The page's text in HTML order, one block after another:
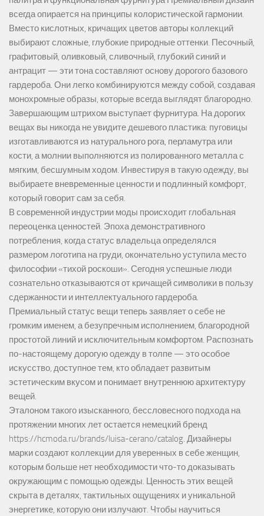
всегда опирается на принципы колористической гармонии.
Вместо кислотных, кричащих цветов авторы коллекций
выбирают сложные, глубокие природные оттенки. Песочный,
графитовый, оливковый, сливочный, глубокий синий и
антрацит — эти тона составляют основу дорогого базового
гардероба. Они легко комбинируются между собой, создавая
монохромные образы, которые всегда выглядят благородно.
Завершающим штрихом выступает фурнитура. На дорогих
вещах вы никогда не увидите дешевого пластика: пуговицы
изготавливаются из натурального рога, перламутра или
кости, а молнии выполняются из полированного металла с
мягким, бесшумным ходом. Инвестируя в такую одежду, вы
выбираете вневременные ценности и подлинный комфорт,
который говорит сам за себя.
В современной индустрии моды происходит глобальная
переоценка ценностей. Эпоха демонстративного
потребления, когда статус владельца определялся
размером логотипа на груди, окончательно уступила место
философии «тихой роскоши». Сегодня успешные люди
сознательно отказываются от кричащей символики в пользу
сдержанности и интеллектуального гардероба.
Премиальный статус вещи теперь заявляет о себе не
громким именем, а безупречным исполнением, благородной
простотой линий и исключительным комфортом. Распознать
по-настоящему дорогую одежду в толпе — это особое
искусство, доступное тем, кто обладает развитым
эстетическим вкусом и понимает внутреннюю архитектуру
вещей.
Эталоном такого изысканного, бессловесного подхода на
протяжении многих лет остается немецкий бренд
https://hcmoda.ru/brands/luisa-cerano/catalog. Дизайнеры
марки создают коллекции для уверенных в себе женщин,
которым больше нет необходимости что-то доказывать
окружающим с помощью одежды. Ценность этих вещей
скрыта в деталях, тактильных ощущениях и уникальной
энергетике, которую они излучают. Чтобы научиться